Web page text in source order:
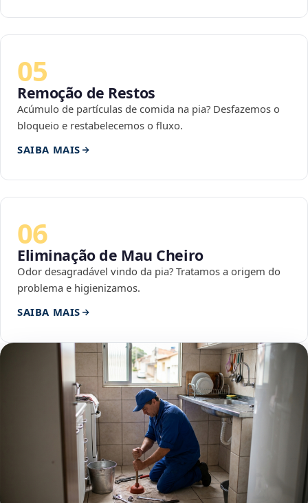
05
Remoção de Restos
Acúmulo de partículas de comida na pia? Desfazemos o
bloqueio e restabelecemos o fluxo.
SAIBA MAIS
06
Eliminação de Mau Cheiro
Odor desagradável vindo da pia? Tratamos a origem do
problema e higienizamos.
SAIBA MAIS